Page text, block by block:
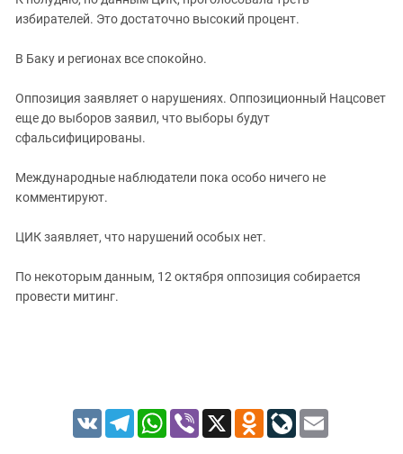
ЗАСТАВЛЯЕТ
КАВКАЗ ЗА ПАЛЕСТИНУ
МОБИЛИЗАЦИЯ И ПРОТЕСТЫ
Дагестан
Калмыкия
Карачаево-Черкесия
Нагорный Карабах
Ростовская область
СКФО
Южный Кавказ
избирателей. Это достаточно высокий процент.
В Баку и регионах все спокойно.
Оппозиция заявляет о нарушениях. Оппозиционный Нацсовет
еще до выборов заявил, что выборы будут
сфальсифицированы.
Международные наблюдатели пока особо ничего не
комментируют.
ЦИК заявляет, что нарушений особых нет.
По некоторым данным, 12 октября оппозиция собирается
провести митинг.
VK TelegramWhatsApp
Viber X Odnoklassniki
LiveJournal
Email